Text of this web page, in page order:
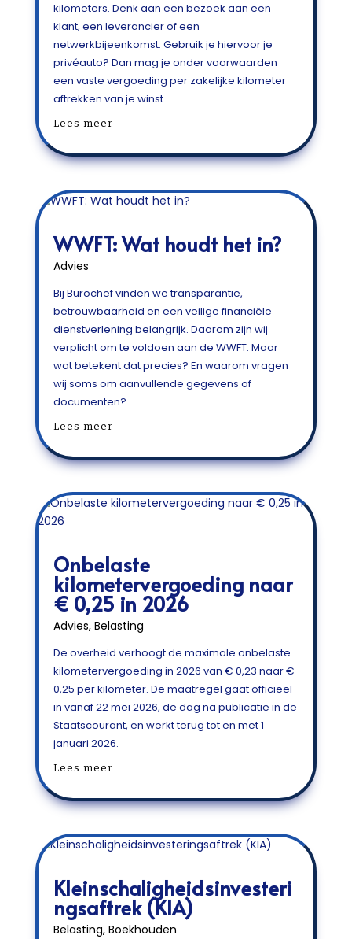
kilometers. Denk aan een bezoek aan een
klant, een leverancier of een
netwerkbijeenkomst. Gebruik je hiervoor je
privéauto? Dan mag je onder voorwaarden
een vaste vergoeding per zakelijke kilometer
aftrekken van je winst.
Lees meer
WWFT: Wat houdt het in?
Advies
Bij Burochef vinden we transparantie,
betrouwbaarheid en een veilige financiële
dienstverlening belangrijk. Daarom zijn wij
verplicht om te voldoen aan de WWFT. Maar
wat betekent dat precies? En waarom vragen
wij soms om aanvullende gegevens of
documenten?
Lees meer
Onbelaste
kilometervergoeding naar
€ 0,25 in 2026
Advies, Belasting
De overheid verhoogt de maximale onbelaste
kilometervergoeding in 2026 van € 0,23 naar €
0,25 per kilometer. De maatregel gaat officieel
in vanaf 22 mei 2026, de dag na publicatie in de
Staatscourant, en werkt terug tot en met 1
januari 2026.
Lees meer
Kleinschaligheidsinvesteri
ngsaftrek (KIA)
Belasting, Boekhouden